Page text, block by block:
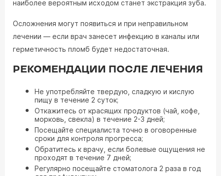
наиболее вероятным исходом станет экстракция зуба.
Осложнения могут появиться и при неправильном
лечении — если врач занесет инфекцию в каналы или
герметичность пломб будет недостаточная.
РЕКОМЕНДАЦИИ ПОСЛЕ ЛЕЧЕНИЯ
Не употребляйте твердую, сладкую и кислую
пищу в течение 2 суток;
Откажитесь от красящих продуктов (чай, кофе,
морковь, свекла) в течение 2-3 дней;
Посещайте специалиста точно в оговоренные
сроки для контроля прогресса;
Обратитесь к врачу, если болевые ощущения не
проходят в течение 7 дней;
Регулярно посещайте стоматолога 2 раза в год